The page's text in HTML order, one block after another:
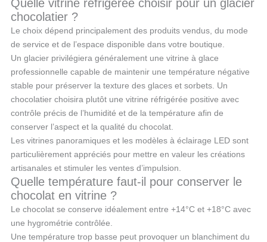
Quelle vitrine réfrigérée choisir pour un glacier
chocolatier ?
Le choix dépend principalement des produits vendus, du mode
de service et de l’espace disponible dans votre boutique.
Un glacier privilégiera généralement une vitrine à glace
professionnelle capable de maintenir une température négative
stable pour préserver la texture des glaces et sorbets. Un
chocolatier choisira plutôt une vitrine réfrigérée positive avec
contrôle précis de l’humidité et de la température afin de
conserver l’aspect et la qualité du chocolat.
Les vitrines panoramiques et les modèles à éclairage LED sont
particulièrement appréciés pour mettre en valeur les créations
artisanales et stimuler les ventes d’impulsion.
Quelle température faut-il pour conserver le
chocolat en vitrine ?
Le chocolat se conserve idéalement entre +14°C et +18°C avec
une hygrométrie contrôlée.
Une température trop basse peut provoquer un blanchiment du